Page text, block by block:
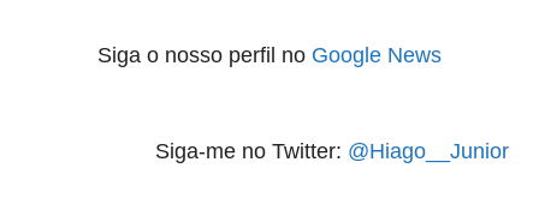
Siga o nosso perfil no Google News
Siga-me no Twitter: @Hiago__Junior